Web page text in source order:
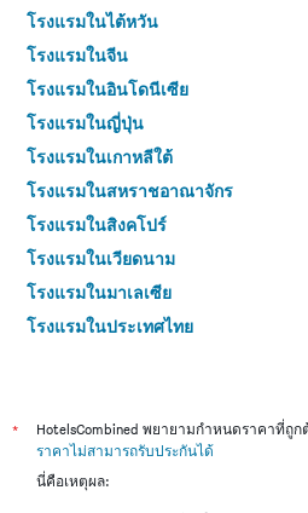
โรงแรมในไต้หวัน
โรงแรมในจีน
โรงแรมในอินโดนีเซีย
โรงแรมในญี่ปุ่น
โรงแรมในเกาหลีใต้
โรงแรมในสหราชอาณาจักร
โรงแรมในสิงคโปร์
โรงแรมในเวียดนาม
โรงแรมในมาเลเซีย
โรงแรมในประเทศไทย
*
HotelsCombined พยายามกำหนดราคาที่ถูก
ราคาไม่สามารถรับประกันได้
นี่คือเหตุผล: